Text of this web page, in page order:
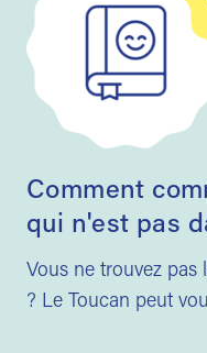
Comment
qui n'est pas
Vous ne trouvez
? Le Toucan peut